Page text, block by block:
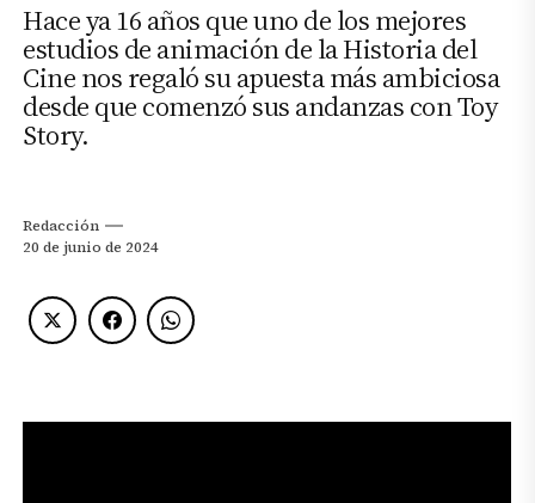
Hace ya 16 años que uno de los mejores
estudios de animación de la Historia del
Cine nos regaló su apuesta más ambiciosa
desde que comenzó sus andanzas con Toy
Story.
Redacción
20 de junio de 2024